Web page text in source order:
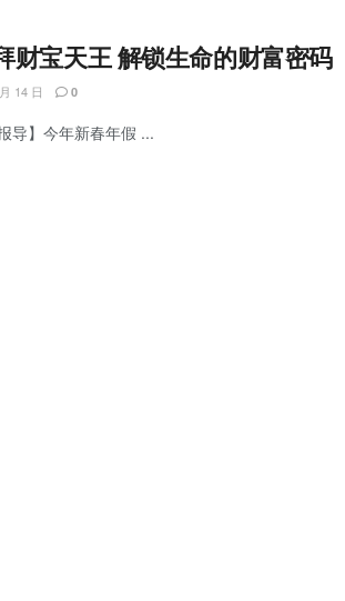
财宝天王 解锁生命的财富密码
14 日 0
导】今年新春年假 ...